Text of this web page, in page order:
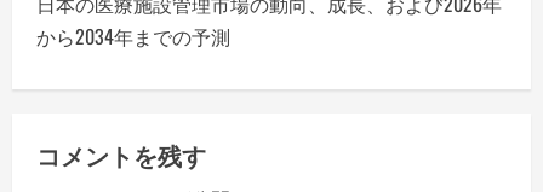
n
a
v
から2034年までの予測
コメントを残す